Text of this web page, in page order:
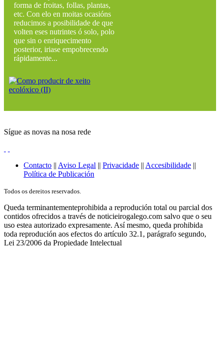
forma de froitas, follas, plantas,
etc. Con elo en moitas ocasións
reducimos a posibilidade de que
volten eses nutrintes ó solo, polo
que sin o enriquecimento
posterior, iriase empobrecendo
rápidamente...
Sígue as novas na nosa rede
Contacto || Aviso Legal || Privacidade || Accesibilidade ||
Política de Publicación
Todos os dereitos reservados.
Queda terminantementeprohibida a reprodución total ou parcial dos
contidos ofrecidos a través de noticieirogalego.com salvo que o seu
uso estea autorizado expresamente. Así mesmo, queda prohibida
toda reprodución aos efectos do artículo 32.1, parágrafo segundo,
Lei 23/2006 da Propiedade Intelectual